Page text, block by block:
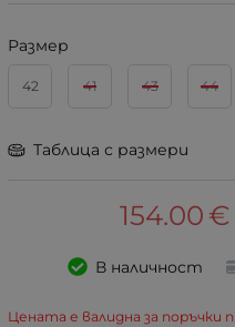
Размер
42 41 43 44
Таблица с размери
154.00 €
В наличност
Цената е валидна за поръчки